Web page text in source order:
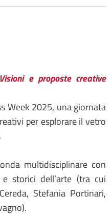
e proposte creative
Week 2025, una giornata
per esplorare il vetro
multidisciplinare con
storici dell’arte (tra cui
Stefania Portinari,